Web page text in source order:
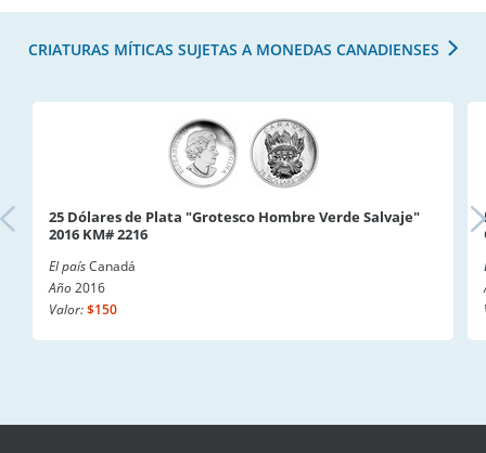
CRIATURAS MÍTICAS SUJETAS A MONEDAS CANADIENSES
25 Dólares de Plata "Grotesco Hombre Verde Salvaje"
2016 KM# 2216
El paísCanadá
Año2016
Valor:$150